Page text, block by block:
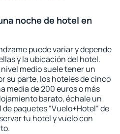
noche de hotel en
puede variar y depende
y la ubicación del hotel.
medio suele tener un
su parte, los hoteles de cinco
media de 200 euros o más
barato, échale un
paquetes “Vuelo+Hotel“ de
tu hotel y vuelo con